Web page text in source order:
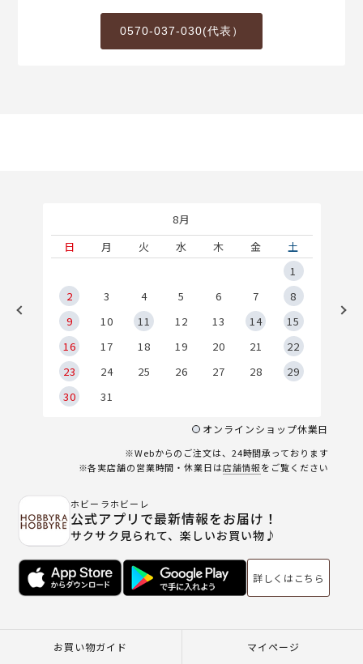
0570-037-030(代表）
8月
日
月 火 水 木 金
土
1
2
3 4 5 6 7
8
9
10 11 12 13 14
15
16
17 18 19 20 21
22
23
24 25 26 27 28
29
30
31
オンラインショップ休業日
※Webからのご注文は、24時間承っております
※各実店舗の営業時間・休業日は店舗情報をご覧ください
ホビーラホビーレ
公式アプリで最新情報をお届け！
サクサク見られて、楽しいお買い物♪
詳しくはこちら
お買い物ガイド マイページ